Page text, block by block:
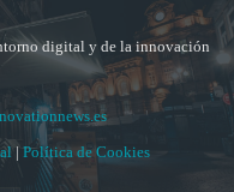
digital y de la innovación
| Política de Cookies